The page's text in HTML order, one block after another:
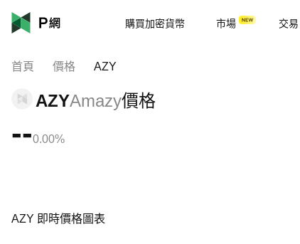
購買加密貨幣 市場 交易
首頁 價格 AZY
AZYAmazy價格
--0.00%
AZY 即時價格圖表